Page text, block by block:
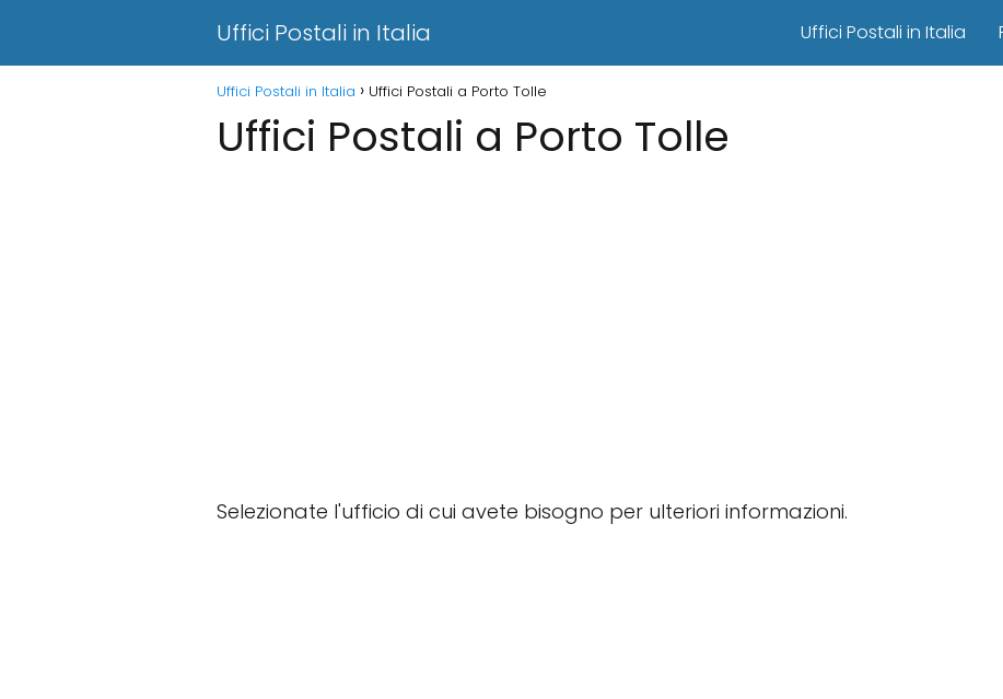
Uffici Postali in Italia Uffici Postali in Italia
Uffici Postali in Italia Uffici Postali a Porto Tolle
Uffici Postali a Porto Tolle
Selezionate l'ufficio di cui avete bisogno per ulteriori informazioni.